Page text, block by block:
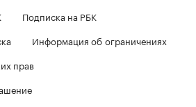
Подписка на РБК
Информация об ограничениях
прав